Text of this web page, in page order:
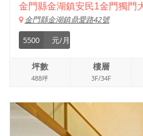
金門縣金湖鎮安民1金門獨門
金門縣金湖鎮鼎愛路42號
5500
元/月
坪數
488坪
樓層
3F/34F